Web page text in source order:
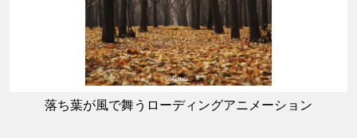
落ち葉が風で舞うローディングアニメーション